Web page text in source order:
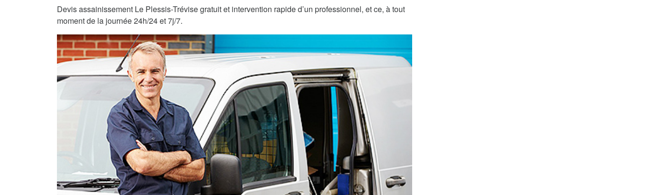
Devis assainissement Le Plessis-Trévise gratuit et intervention rapide d’un professionnel, et ce, à tout
moment de la journée 24h/24 et 7j/7.